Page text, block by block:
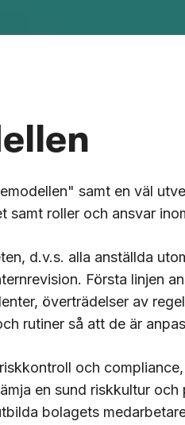
samt en väl
roller och ansvar
d.v.s. alla anställda
Första linjen
överträdelser av
rutiner så att de är
och
en sund riskkultur och
bolagets